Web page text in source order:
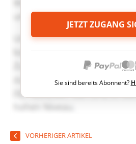
JETZT ZUGANG
Sie sind bereits Abonnent?
VORHERIGER ARTIKEL